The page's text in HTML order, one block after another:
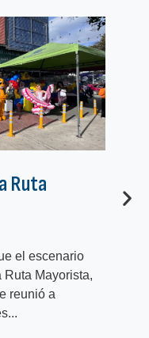
Ruta
el escenario
Mayorista,
reunió a